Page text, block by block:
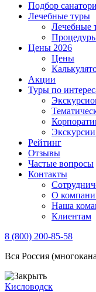
Подбор
Лечебные туры
Лечебные
Цены 2026
Цены
Акции
Туры по
Рейтинг
Отзывы
Частые вопросы
Контакты
О
Наша
Клиентам
8 (800) 200-85-58
Вся Россия
Кисловодск